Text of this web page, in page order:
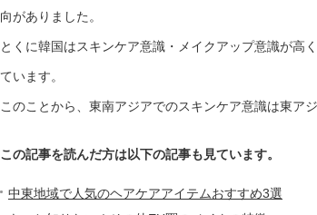
向がありました。
とくに韓国はスキンケア意識・メイクアップ意識が高
ています。
このことから、東南アジアでのスキンケア意識は東ア
この記事を読んだ方は以下の記事も見ています。
中東地域で人気のヘアケアアイテムおすすめ3選